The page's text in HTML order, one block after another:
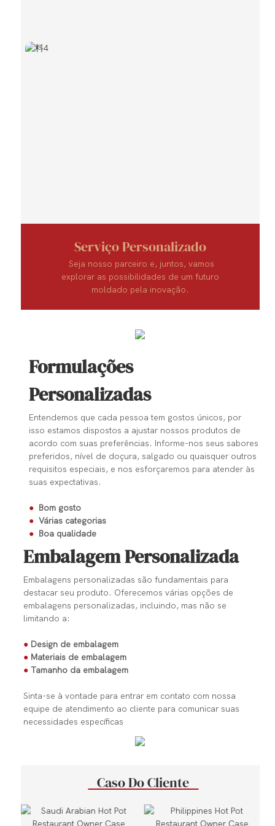
Serviço Personalizado
Seja nosso parceiro e, juntos, vamos
explorar as possibilidades de um futuro
moldado pela inovação.
Formulações
Personalizadas
Entendemos que cada pessoa tem gostos únicos, por
isso estamos dispostos a ajustar nossos produtos de
acordo com suas preferências. Informe-nos seus sabores
preferidos, nível de doçura, salgado ou quaisquer outros
requisitos especiais, e nos esforçaremos para atender às
suas expectativas.
● Bom gosto
● Várias categorias
● Boa qualidade
Embalagem Personalizada
Embalagens personalizadas são fundamentais para
destacar seu produto. Oferecemos várias opções de
embalagens personalizadas, incluindo, mas não se
limitando a:
● Design de embalagem
● Materiais de embalagem
●Tamanho da embalagem
Sinta-se à vontade para entrar em contato com nossa
equipe de atendimento ao cliente para comunicar suas
necessidades específicas
Caso Do Cliente